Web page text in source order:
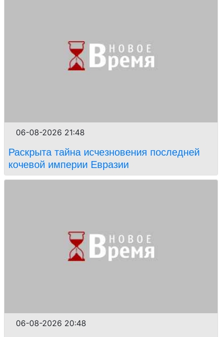
06-08-2026 21:48
Раскрыта тайна исчезновения последней
кочевой империи Евразии
06-08-2026 20:48